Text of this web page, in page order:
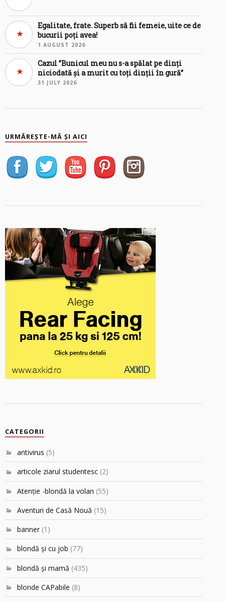
Egalitate, frate. Superb să fii femeie, uite ce de
bucurii poți avea!
1 AUGUST 2026
Cazul ”Bunicul meu nu s-a spălat pe dinți
niciodată și a murit cu toți dinții în gură”
31 JULY 2026
URMĂREȘTE-MĂ ȘI AICI
CATEGORII
antivirus (5)
articole ziarul studentesc (2)
Atenţie -blondă la volan (55)
Aventuri de Casă Nouă (15)
banner (1)
blondă şi cu job (77)
blondă şi mamă (435)
blonde CAPabile (8)